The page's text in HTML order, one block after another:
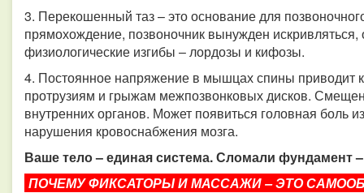
3. Перекошенный таз – это основание для
прямохождение, позвоночник вынужден
физиологические изгибы – лордозы и кифозы.
4. Постоянное напряжение в мышцах спины приводит
протрузиям и грыжам межпозвонковых дисков.
внутренних органов. Может появиться головная
нарушения кровоснабжения мозга.
Ваше тело – единая система. Сломали фундамент –
ПОЧЕМУ ФИКСАТОРЫ И МАССАЖИ – ЭТО